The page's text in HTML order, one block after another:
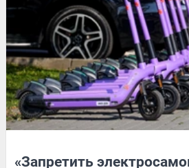
«Запретить